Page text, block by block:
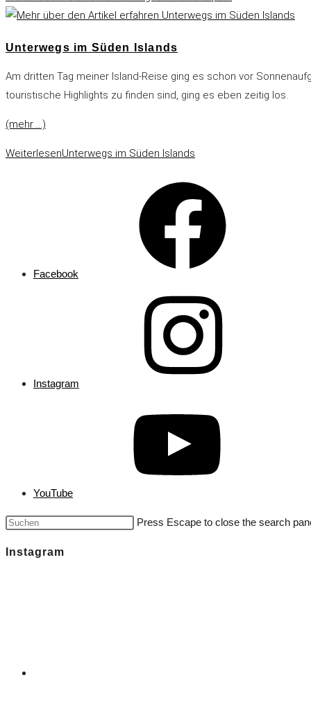
Unterwegs im Süden Islands
Am dritten Tag meiner Island-Reise ging es schon vor
touristische Highlights zu finden sind, ging es eben zeitig los.
(mehr …)
WeiterlesenUnterwegs im Süden Islands
Facebook
Instagram
YouTube
Press Escape to close the search
Instagram